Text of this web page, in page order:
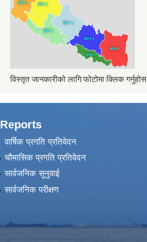
विस्तृत जानकारीको लागि फोटोमा क्लिक गर्नुहोस
Reports
वार्षिक प्रगति प्रतिवेदन
चौमासिक प्रगति प्रतिवेदन
सार्वजनिक सुनुवाई
सार्वजनिक परीक्षण